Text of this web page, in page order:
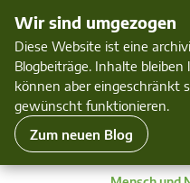
Wir sind umgezogen
Diese Website ist eine
Blogbeiträge. Inhalte
können aber eingeschränkt
gewünscht funktionieren.
Zum neuen Blog